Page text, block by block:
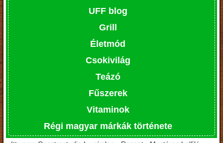
UFF blog
Grill
Életmód
Csokivilág
Teázó
Fűszerek
Vitaminok
Régi magyar márkák története